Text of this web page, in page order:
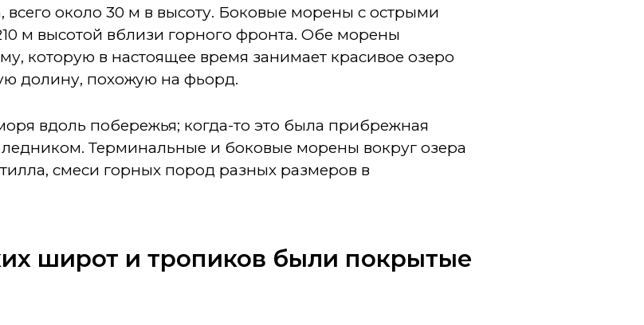
около 30 м в высоту. Боковые морены с острыми
м высотой вблизи горного фронта. Обе морены
которую в настоящее время занимает красивое озеро
долину, похожую на фьорд.
вдоль побережья; когда-то это была прибрежная
Терминальные и боковые морены вокруг озера
смеси горных пород разных размеров в
широт и тропиков были покрытые